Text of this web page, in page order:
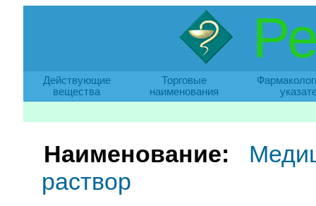
Действующие
вещества
Торговые
наименования
Наименование:
раствор